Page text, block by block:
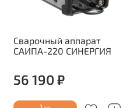
Сварочный аппарат
САИПА-220 СИНЕРГИЯ
56 190 ₽